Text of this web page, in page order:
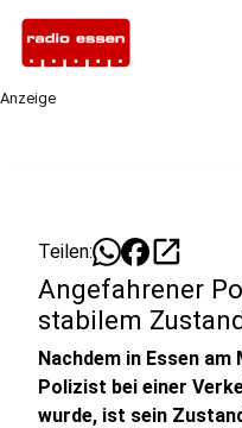
Anzeige
Teilen: open_in_new
Angefahrener
stabilem
Nachdem in Essen
Polizist bei einer
wurde, ist sein